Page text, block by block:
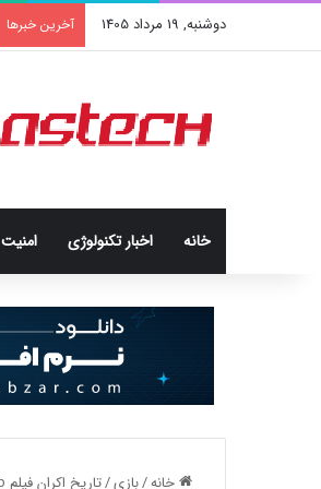
دوشنبه, 19 مرداد 1405 آخرین خبرها
خانه اخبار تکنولوژی امنيت
خانه/بازی/تاریخ اکران فیلم Madame Web سه ماه عقب افتاد